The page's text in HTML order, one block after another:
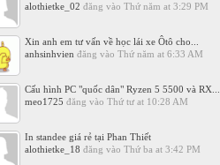
alothietke_02 đăng vào Thứ năm at 3:29 PM
Xin anh em tư vấn về học lái xe Ôtô cho...
anhsinhvien đăng vào Thứ năm at 6:33 AM
Cấu hình PC "quốc dân" Ryzen 5 5500 và RX...
meo1725 đăng vào Thứ tư at 10:28 AM
In standee giá rẻ tại Phan Thiết
alothietke_18 đăng vào Thứ ba at 3:42 PM